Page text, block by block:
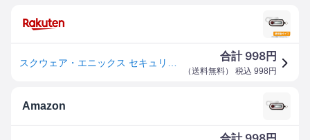
合計 998円
（送料無料） 税込 998 円
Amazon